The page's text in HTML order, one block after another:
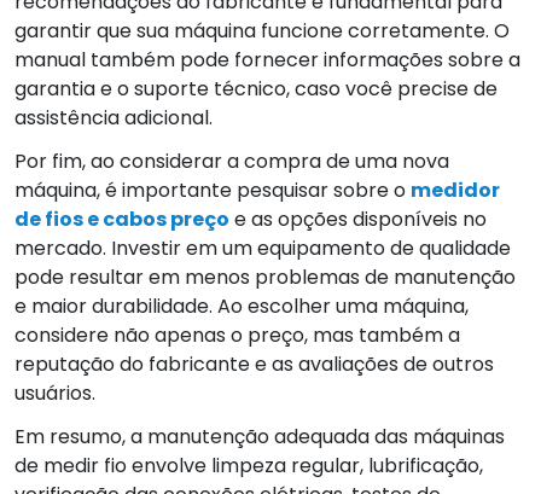
garantir que sua máquina funcione corretamente. O
manual também pode fornecer informações sobre a
garantia e o suporte técnico, caso você precise de
assistência adicional.
Por fim, ao considerar a compra de uma nova
máquina, é importante pesquisar sobre o medidor
de fios e cabos preço e as opções disponíveis no
mercado. Investir em um equipamento de qualidade
pode resultar em menos problemas de manutenção
e maior durabilidade. Ao escolher uma máquina,
considere não apenas o preço, mas também a
reputação do fabricante e as avaliações de outros
usuários.
Em resumo, a manutenção adequada das máquinas
de medir fio envolve limpeza regular, lubrificação,